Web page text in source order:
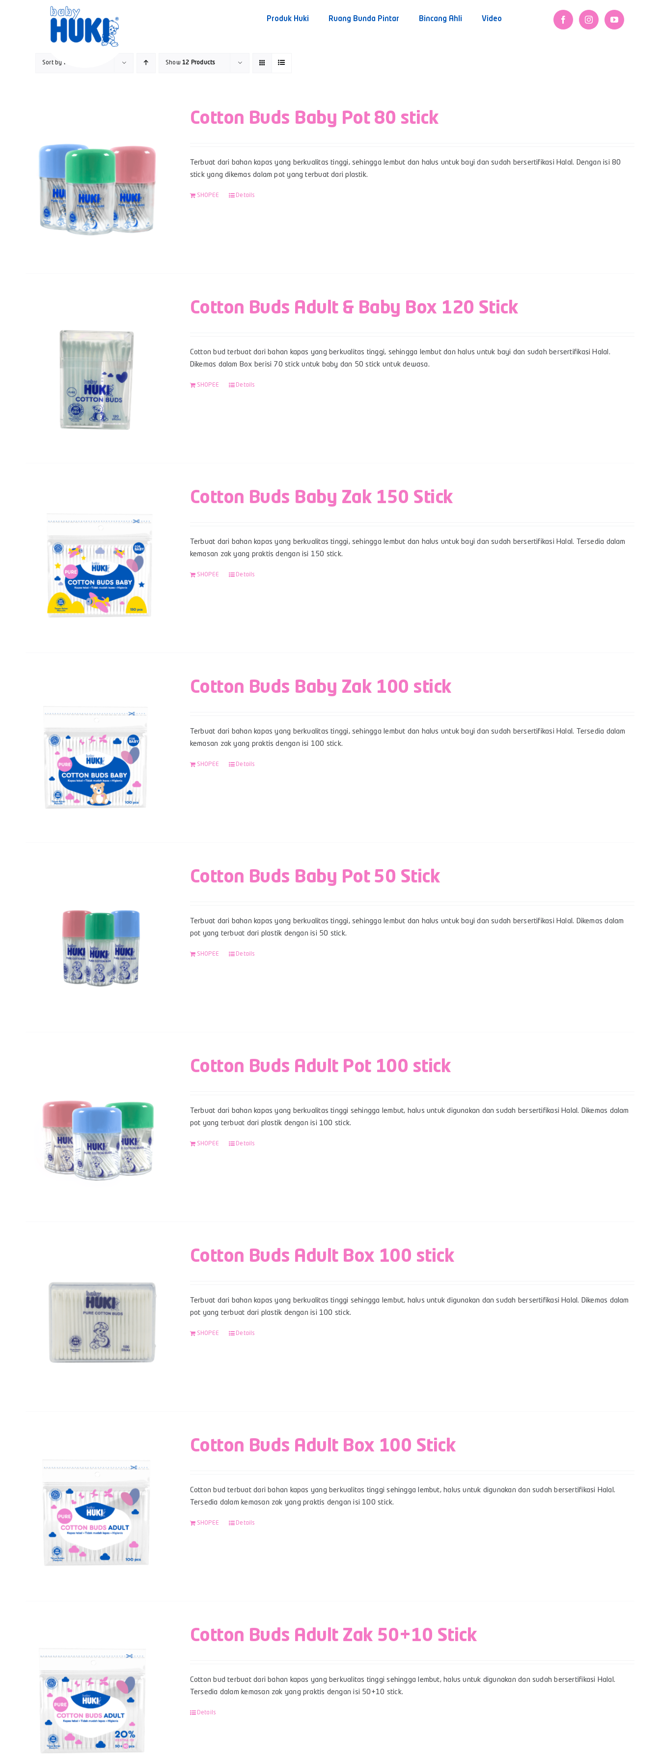
Produk Huki Ruang Bunda Pintar Bincang Ahli Video
Sort by Price Show12 Products
Cotton Buds Baby Pot 80 stick
Terbuat dari bahan kapas yang berkualitas tinggi, sehingga lembut dan halus untuk bayi dan sudah bersertifikasi Halal. Dengan isi 80
stick yang dikemas dalam pot yang terbuat dari plastik.
SHOPEE Details
Cotton Buds Adult & Baby Box 120 Stick
Cotton bud terbuat dari bahan kapas yang berkualitas tinggi, sehingga lembut dan halus untuk bayi dan sudah bersertifikasi Halal.
Dikemas dalam Box berisi 70 stick untuk baby dan 50 stick untuk dewasa.
SHOPEE Details
Cotton Buds Baby Zak 150 Stick
Terbuat dari bahan kapas yang berkualitas tinggi, sehingga lembut dan halus untuk bayi dan sudah bersertifikasi Halal. Tersedia dalam
kemasan zak yang praktis dengan isi 150 stick.
SHOPEE Details
Cotton Buds Baby Zak 100 stick
Terbuat dari bahan kapas yang berkualitas tinggi, sehingga lembut dan halus untuk bayi dan sudah bersertifikasi Halal. Tersedia dalam
kemasan zak yang praktis dengan isi 100 stick.
SHOPEE Details
Cotton Buds Baby Pot 50 Stick
Terbuat dari bahan kapas yang berkualitas tinggi, sehingga lembut dan halus untuk bayi dan sudah bersertifikasi Halal. Dikemas dalam
pot yang terbuat dari plastik dengan isi 50 stick.
SHOPEE Details
Cotton Buds Adult Pot 100 stick
Terbuat dari bahan kapas yang berkualitas tinggi sehingga lembut, halus untuk digunakan dan sudah bersertifikasi Halal. Dikemas dalam
pot yang terbuat dari plastik dengan isi 100 stick.
SHOPEE Details
Cotton Buds Adult Box 100 stick
Terbuat dari bahan kapas yang berkualitas tinggi sehingga lembut, halus untuk digunakan dan sudah bersertifikasi Halal. Dikemas dalam
pot yang terbuat dari plastik dengan isi 100 stick.
SHOPEE Details
Cotton Buds Adult Box 100 Stick
Cotton bud terbuat dari bahan kapas yang berkualitas tinggi sehingga lembut, halus untuk digunakan dan sudah bersertifikasi Halal.
Tersedia dalam kemasan zak yang praktis dengan isi 100 stick.
SHOPEE Details
Cotton Buds Adult Zak 50+10 Stick
Cotton bud terbuat dari bahan kapas yang berkualitas tinggi sehingga lembut, halus untuk digunakan dan sudah bersertifikasi Halal.
Tersedia dalam kemasan zak yang praktis dengan isi 50+10 stick.
Details